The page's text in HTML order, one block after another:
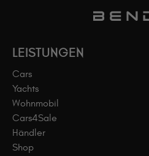
LEISTUNGEN
Cars
Yachts
Wohnmobil
Cars4Sale
Händler
Shop